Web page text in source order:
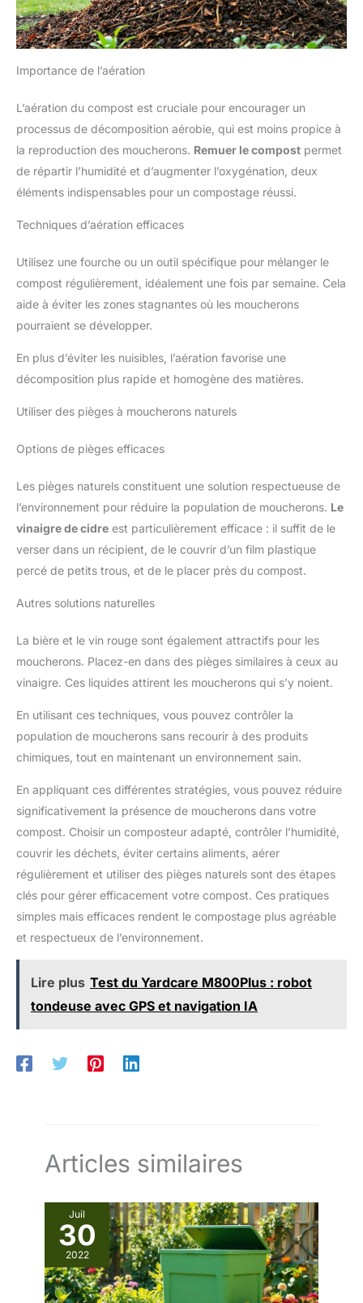
Importance de l’aération
L’aération du compost est cruciale pour encourager un
processus de décomposition aérobie, qui est moins propice à
la reproduction des moucherons. Remuer le compost permet
de répartir l’humidité et d’augmenter l’oxygénation, deux
éléments indispensables pour un compostage réussi.
Techniques d’aération efficaces
Utilisez une fourche ou un outil spécifique pour mélanger le
compost régulièrement, idéalement une fois par semaine. Cela
aide à éviter les zones stagnantes où les moucherons
pourraient se développer.
En plus d’éviter les nuisibles, l’aération favorise une
décomposition plus rapide et homogène des matières.
Utiliser des pièges à moucherons naturels
Options de pièges efficaces
Les pièges naturels constituent une solution respectueuse de
l’environnement pour réduire la population de moucherons. Le
vinaigre de cidre est particulièrement efficace : il suffit de le
verser dans un récipient, de le couvrir d’un film plastique
percé de petits trous, et de le placer près du compost.
Autres solutions naturelles
La bière et le vin rouge sont également attractifs pour les
moucherons. Placez-en dans des pièges similaires à ceux au
vinaigre. Ces liquides attirent les moucherons qui s’y noient.
En utilisant ces techniques, vous pouvez contrôler la
population de moucherons sans recourir à des produits
chimiques, tout en maintenant un environnement sain.
En appliquant ces différentes stratégies, vous pouvez réduire
significativement la présence de moucherons dans votre
compost. Choisir un composteur adapté, contrôler l’humidité,
couvrir les déchets, éviter certains aliments, aérer
régulièrement et utiliser des pièges naturels sont des étapes
clés pour gérer efficacement votre compost. Ces pratiques
simples mais efficaces rendent le compostage plus agréable
et respectueux de l’environnement.
Lire plus Test du Yardcare M800Plus : robot
tondeuse avec GPS et navigation IA
Articles similaires
Juil
30
2022